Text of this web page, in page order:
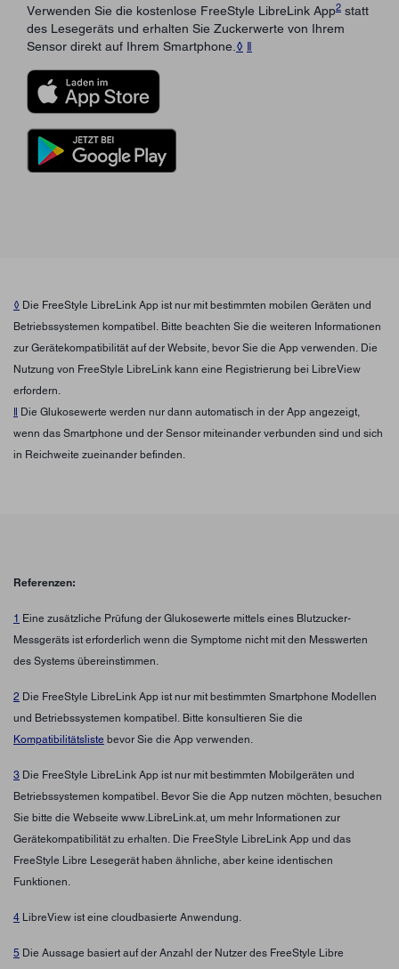
Verwenden Sie die kostenlose FreeStyle LibreLink App2 statt
des Lesegeräts und erhalten Sie Zuckerwerte von Ihrem
Sensor direkt auf Ihrem Smartphone.◊ ǁ
◊ Die FreeStyle LibreLink App ist nur mit bestimmten mobilen Geräten und
Betriebssystemen kompatibel. Bitte beachten Sie die weiteren Informationen
zur Gerätekompatibilität auf der Website, bevor Sie die App verwenden. Die
Nutzung von FreeStyle LibreLink kann eine Registrierung bei LibreView
erfordern.
Die Glukosewerte werden nur dann automatisch in der App angezeigt,
wenn das Smartphone und der Sensor miteinander verbunden sind und sich
in Reichweite zueinander befinden.
Referenzen:
1 Eine zusätzliche Prüfung der Glukosewerte mittels eines Blutzucker-
Messgeräts ist erforderlich wenn die Symptome nicht mit den Messwerten
des Systems übereinstimmen.
2 Die FreeStyle LibreLink App ist nur mit bestimmten Smartphone Modellen
und Betriebssystemen kompatibel. Bitte konsultieren Sie die
Kompatibilitätsliste bevor Sie die App verwenden.
3 Die FreeStyle LibreLink App ist nur mit bestimmten Mobilgeräten und
Betriebssystemen kompatibel. Bevor Sie die App nutzen möchten, besuchen
Sie bitte die Webseite www.LibreLink.at, um mehr Informationen zur
Gerätekompatibilität zu erhalten. Die FreeStyle LibreLink App und das
FreeStyle Libre Lesegerät haben ähnliche, aber keine identischen
Funktionen.
4 LibreView ist eine cloudbasierte Anwendung.
5 Die Aussage basiert auf der Anzahl der Nutzer des FreeStyle Libre